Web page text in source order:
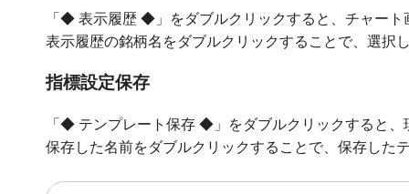
「◆ 表示履歴 ◆」をダブルクリックすると、チャー
表示履歴の銘柄名をダブルクリックすることで、選択
指標設定保存
「◆ テンプレート保存 ◆」をダブルクリックすると
保存した名前をダブルクリックすることで、保存した